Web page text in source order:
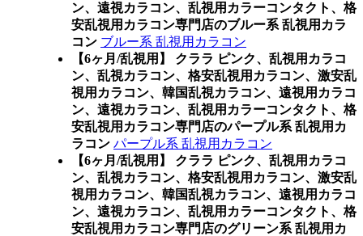
ン、遠視カラコン、乱視用カラーコンタクト、格
安乱視用カラコン専門店のブルー系 乱視用カラ
コン ブルー系 乱視用カラコン
【6ヶ月/乱視用】 クララ ピンク、乱視用カラコ
ン、乱視カラコン、格安乱視用カラコン、激安乱
視用カラコン、韓国乱視カラコン、遠視用カラコ
ン、遠視カラコン、乱視用カラーコンタクト、格
安乱視用カラコン専門店のパープル系 乱視用カ
ラコン パープル系 乱視用カラコン
【6ヶ月/乱視用】 クララ ピンク、乱視用カラコ
ン、乱視カラコン、格安乱視用カラコン、激安乱
視用カラコン、韓国乱視カラコン、遠視用カラコ
ン、遠視カラコン、乱視用カラーコンタクト、格
安乱視用カラコン専門店のグリーン系 乱視用カ